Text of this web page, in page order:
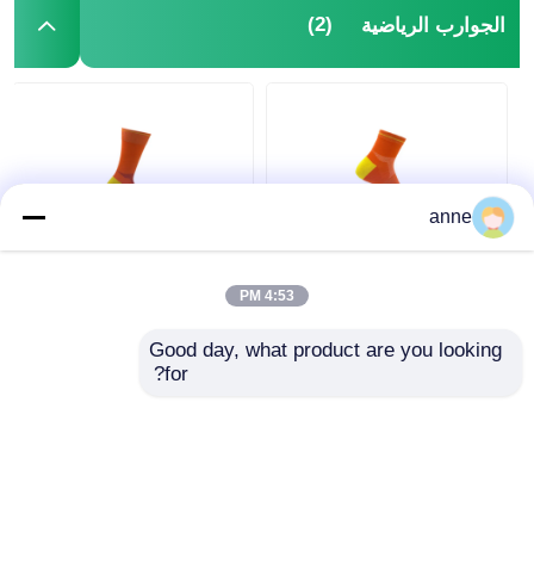
الجوارب الرياضية (2)
لدعم القوس مع جوارب
نصف جوارب وسادة
افضل سعر
تسمح بمرور الهواء ،
جوارب نسائية لركوب
الدراجات ، نصف وسادة
افضل سعر
anne
4:53 PM
Good day, what product are you looking
for?